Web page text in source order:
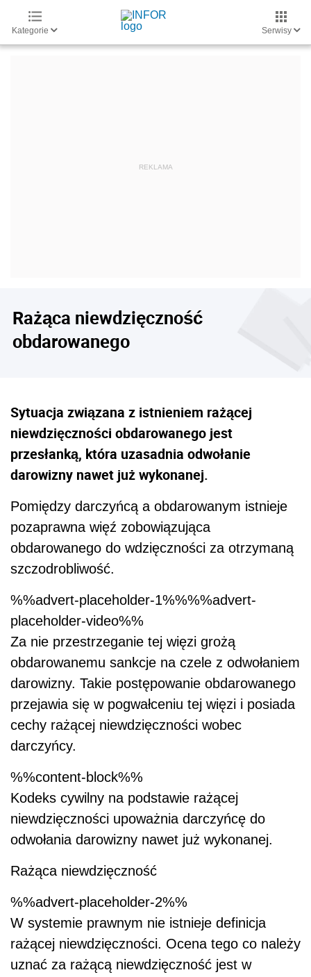
Kategorie Serwisy
Rażąca niewdzięczność
obdarowanego
Sytuacja związana z istnieniem rażącej
niewdzięczności obdarowanego jest
przesłanką, która uzasadnia odwołanie
darowizny nawet już wykonanej.
Pomiędzy darczyńcą a obdarowanym istnieje
pozaprawna więź zobowiązująca
obdarowanego do wdzięczności za otrzymaną
szczodrobliwość.
%%advert-placeholder-1%%%%advert-
placeholder-video%%
Za nie przestrzeganie tej więzi grożą
obdarowanemu sankcje na czele z odwołaniem
darowizny. Takie postępowanie obdarowanego
przejawia się w pogwałceniu tej więzi i posiada
cechy rażącej niewdzięczności wobec
darczyńcy.
%%content-block%%
Kodeks cywilny na podstawie rażącej
niewdzięczności upoważnia darczyńcę do
odwołania darowizny nawet już wykonanej.
Rażąca niewdzięczność
%%advert-placeholder-2%%
W systemie prawnym nie istnieje definicja
rażącej niewdzięczności. Ocena tego co należy
uznać za rażącą niewdzięczność jest w